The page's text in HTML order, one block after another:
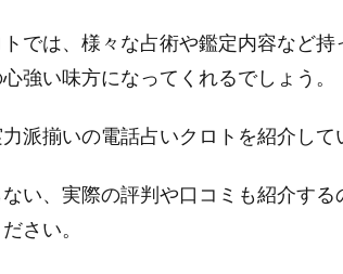
では、様々な占術や鑑定内容など
強い味方になってくれるでしょう。
派揃いの電話占いクロトを紹介して
い、実際の評判や口コミも紹介す
さい。